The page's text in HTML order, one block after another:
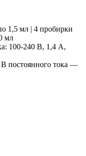
1,5 мл | 4 пробирки
мл
100-240 В, 1,4 А,
постоянного тока —